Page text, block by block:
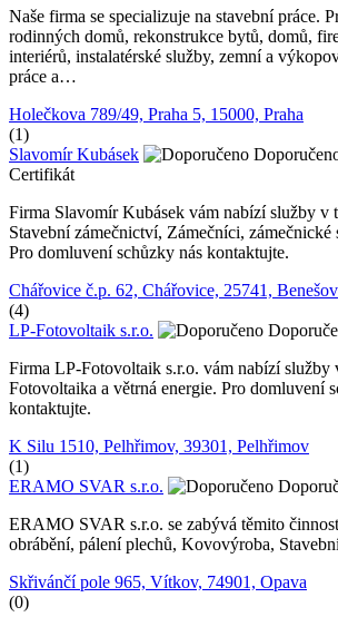
Naše firma se specializuje na stavební práce.
rodinných domů, rekonstrukce bytů, domů,
interiérů, instalatérské služby, zemní a
práce a…
Holečkova 789/49, Praha 5, 15000, Praha
(1)
Slavomír Kubásek
Certifikát
Firma Slavomír Kubásek vám nabízí služby v
Stavební zámečnictví, Zámečníci, zámečnické
Pro domluvení schůzky nás kontaktujte.
Chářovice č.p. 62, Chářovice, 25741, Benešov
(4)
LP-Fotovoltaik s.r.o.
Firma LP-Fotovoltaik s.r.o. vám nabízí služby
Fotovoltaika a větrná energie. Pro domluvení
kontaktujte.
K Silu 1510, Pelhřimov, 39301, Pelhřimov
(1)
ERAMO SVAR s.r.o.
ERAMO SVAR s.r.o. se zabývá těmito
obrábění, pálení plechů, Kovovýroba,
Skřivánčí pole 965, Vítkov, 74901, Opava
(0)